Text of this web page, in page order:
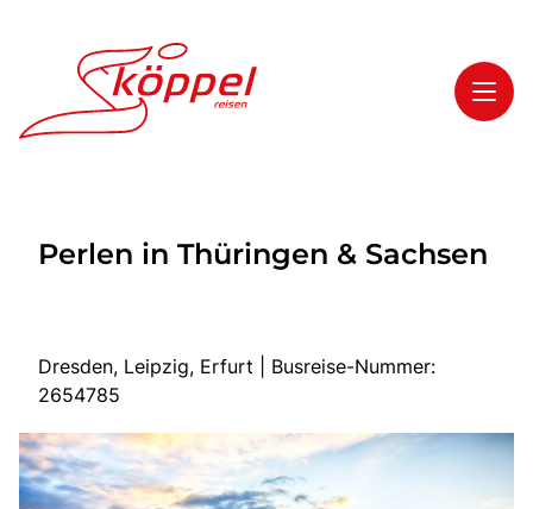
Highlights
Start
Mehrtagesreisen
Perlen in Thüringen & Sachsen
Dresden, Leipzig, Erfurt | Busreise-Nummer:
2654785